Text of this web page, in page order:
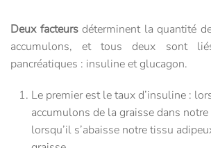
Deux facteurs déterminent la quantité
accumulons, et tous deux sont
pancréatiques : insuline et glucagon.
Le premier est le taux d’insuline :
accumulons de la graisse dans
lorsqu’il s’abaisse notre tissu